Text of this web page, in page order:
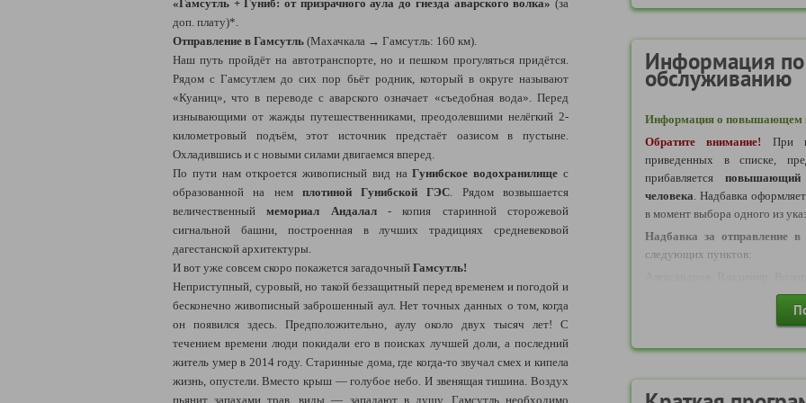
«Гамсутль + Гуниб: от призрачного аула до гнезда аварского волка» (за
доп. плату)*.
Отправление в Гамсутль (Махачкала → Гамсутль: 160 км).
Наш путь пройдёт на автотранспорте, но и пешком прогуляться придётся.
Рядом с Гамсутлем до сих пор бьёт родник, который в округе называют
«Куаниц», что в переводе с аварского означает «съедобная вода». Перед
изнывающими от жажды путешественниками, преодолевшими нелёгкий 2-
километровый подъём, этот источник предстаёт оазисом в пустыне.
Охладившись и с новыми силами двигаемся вперед.
По пути нам откроется живописный вид наГунибское водохранилище с
образованной на нем плотиной Гунибской ГЭС . Рядом возвышается
величественныймемориал Андалал- копия старинной сторожевой
сигнальной башни, построенная в лучших традициях средневековой
дагестанской архитектуры.
И вот уже совсем скоро покажется загадочный Гамсутль!
Неприступный, суровый, но такой беззащитный перед временем и погодой и
бесконечно живописный заброшенный аул. Нет точных данных о том, когда
он появился здесь. Предположительно, аулу около двух тысяч лет! С
течением времени люди покидали его в поисках лучшей доли, а последний
житель умер в 2014 году. Старинные дома, где когда-то звучал смех и кипела
жизнь, опустели. Вместо крыш — голубое небо. И звенящая тишина. Воздух
пьянит запахами трав, виды — западают в душу. Гамсутль необходимо
- на даты 05.11-11.11.2026:
*Стоимость актуальна на
Норма провоза багажа а/к
Бесплатно:
- 1 сумка ручная кладь весом
трех измерений: высота,
- 1 багажное место весом до
по каждому
оформление этого билета
сервисный сбор входит в
Информация по
обслуживанию
Информация о повышающем
Обратите внимание!
При
приведенных в списке,
прибавляется повышающий
человека . Надбавка
в момент выбора одного из
Надбавка за отправление
следующих пунктов:
Переславль-Залесский,
Посад, Тутаев, Углич,
Надбавка за отправление
следующих пунктов: